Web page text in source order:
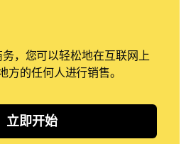
，您可以轻松地在互联网上
方的任何人进行销售。
立即开始